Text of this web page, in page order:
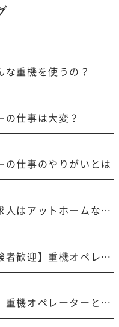
重機を使うの？
の仕事は大変？
の仕事のやりがいとは
未経験者歓迎の求人はアットホームな職場が多い？
【経験者・未経験者歓迎】重機オペレーター募集
【未経験者歓迎】重機オペレーターとしての成長チャンス